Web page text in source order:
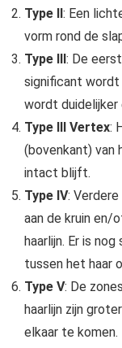
Type II: Een
vorm rond de
Type III: De
significant wordt
wordt duidelijker
Type III Vertex:
(bovenkant) van
intact blijft.
Type IV:
aan de kruin en/
haarlijn. Er is
tussen het haar
Type V: De
haarlijn zijn
elkaar te